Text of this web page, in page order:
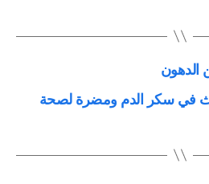
في سكر الدم ومضرة لصحة